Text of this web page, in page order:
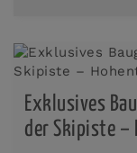
Exklusives
der Skipiste –